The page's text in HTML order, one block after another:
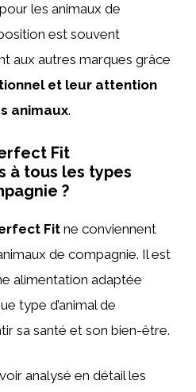
les animaux de
est souvent
aux autres marques grâce
et leur attention
animaux.
Fit
à tous les types
?
Fit ne conviennent
de compagnie. Il est
alimentation adaptée
type d’animal de
sa santé et son bien-être.
analysé en détail les